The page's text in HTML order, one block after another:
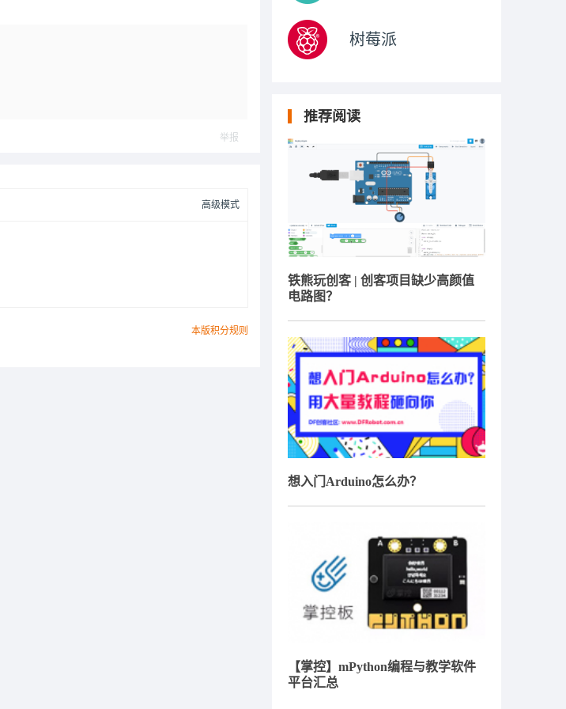
举报
高级模式
本版积分规则
树莓派
推荐阅读
铁熊玩创客 | 创客项目缺少高颜值
电路图？
想入门Arduino怎么办？
【掌控】mPython编程与教学软件
平台汇总